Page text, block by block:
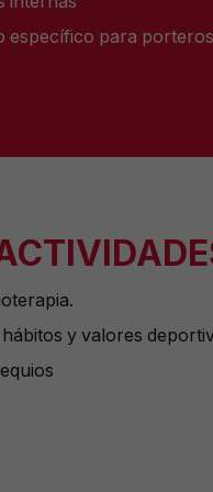
específico para
y valores